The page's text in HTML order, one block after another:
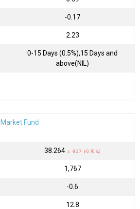
-0.17
2.23
0-15 Days (0.5%),15 Days and
above(NIL)
Fund
₹38.264 ↓ -0.27 (-0.70 %)
₹1,767
-0.6
12.8